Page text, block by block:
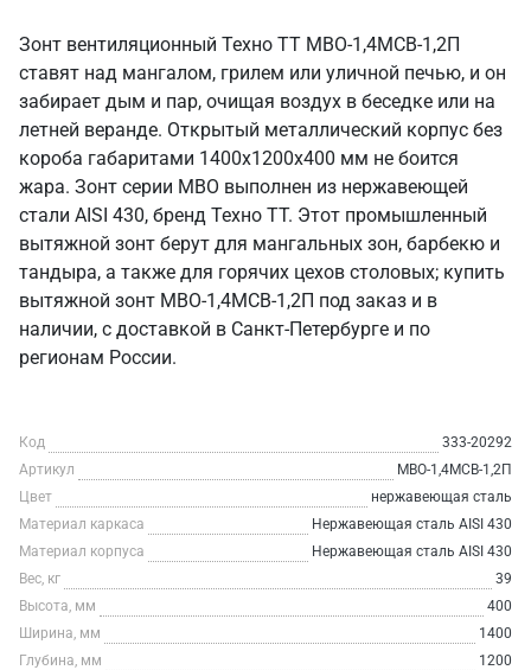
Зонт вентиляционный Техно ТТ МВО-1,4МСВ-1,2П
ставят над мангалом, грилем или уличной печью, и он
забирает дым и пар, очищая воздух в беседке или на
летней веранде. Открытый металлический корпус без
короба габаритами 1400х1200х400 мм не боится
жара. Зонт серии МВО выполнен из нержавеющей
стали AISI 430, бренд Техно ТТ. Этот промышленный
вытяжной зонт берут для мангальных зон, барбекю и
тандыра, а также для горячих цехов столовых; купить
вытяжной зонт МВО-1,4МСВ-1,2П под заказ и в
наличии, с доставкой в Санкт‑Петербурге и по
регионам России.
Код
333-20292
Артикул
МВО-1,4МСВ-1,2П
Цвет
нержавеющая сталь
Материал каркаса
Нержавеющая сталь AISI 430
Материал корпуса
Нержавеющая сталь AISI 430
Вес, кг
39
Высота, мм
400
Ширина, мм
1400
Глубина, мм
1200